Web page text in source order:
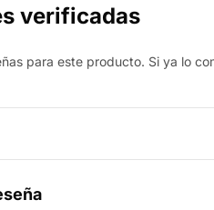
verificadas
para este producto. Si ya lo